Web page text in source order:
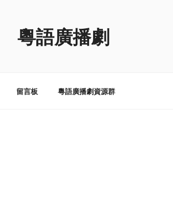
粵語廣播劇
留言板 粵語廣播劇資源群